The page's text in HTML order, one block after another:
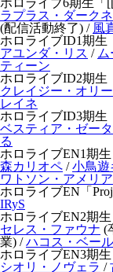
ラプラス・ダーク
(配信活動終了) / 風
ホロライブID1期生
アユンダ・リス /
ティーン
ホロライブID2期生
クレイジー・オリー
レイネ
ホロライブID3期生
ベスティア・ゼータ
る
ホロライブEN1期生
森カリオペ /小鳥遊
ワトソン・アメリア
ホロライブEN「
IRyS
ホロライブEN2期生
セレス・ファウナ (
業) /ハコス・ベー
ホロライブEN3期生
シオリ・ノヴェラ /